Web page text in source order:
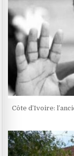
Côte d’Ivoire: